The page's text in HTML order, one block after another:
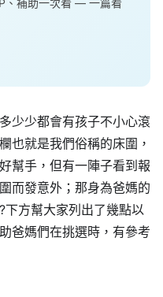
少少都會有孩子不小心滾
也就是我們俗稱的床圍，
幫手，但有一陣子看到報
而發意外；那身為爸媽的
下方幫大家列出了幾點以
爸媽們在挑選時，有參考